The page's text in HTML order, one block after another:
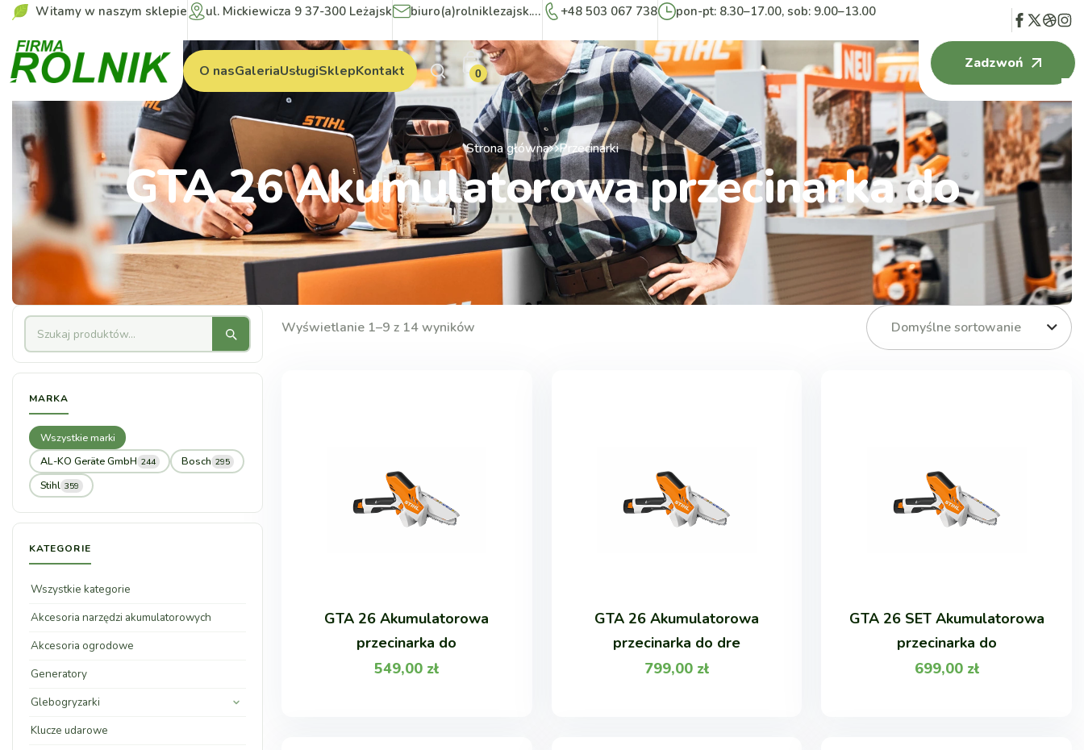
Witamy w naszym sklepie ul. Mickiewicza 9 37-300 Leżajsk biuro(a)rolniklezajsk.pl +48 503 067 738 pon-pt: 8.30–17.00, sob: 9.00–13.00
O nasGaleriaUsługiSklepKontakt 0
Zadzwoń
Strona główna Przecinarki
GTA 26 Akumulatorowa przecinarka do
Wyświetlanie 1–9 z 14 wyników Domyślne sortowanie
GTA 26 Akumulatorowa
przecinarka do
549,00 zł
GTA 26 Akumulatorowa
przecinarka do dre
799,00 zł
GTA 26 SET Akumulatorowa
przecinarka do
699,00 zł
MARKA
Wszystkie marki
AL-KO Geräte GmbH 244 Bosch 295
Stihl 359
KATEGORIE
Wszystkie kategorie
Akcesoria narzędzi akumulatorowych
Akcesoria ogrodowe
Generatory
Glebogryzarki
Klucze udarowe